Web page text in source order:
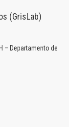
(GrisLab)
– Departamento de